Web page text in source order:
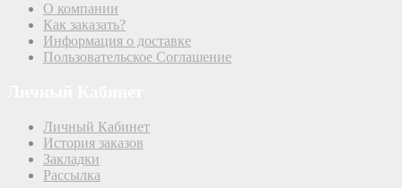
О компании
Как заказать?
Информация о доставке
Пользовательское Соглашение
Личный Кабинет
История заказов
Закладки
Рассылка